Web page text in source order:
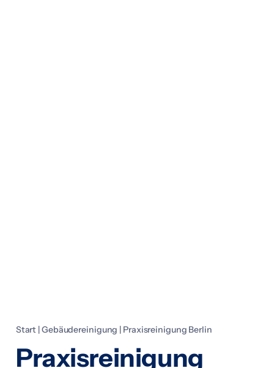
Start |Gebäudereinigung | Praxisreinigung Berlin
Praxisreinigung